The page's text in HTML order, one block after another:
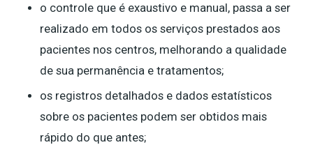
o controle que é exaustivo e manual, passa a ser
realizado em todos os serviços prestados aos
pacientes nos centros, melhorando a qualidade
de sua permanência e tratamentos;
os registros detalhados e dados estatísticos
sobre os pacientes podem ser obtidos mais
rápido do que antes;